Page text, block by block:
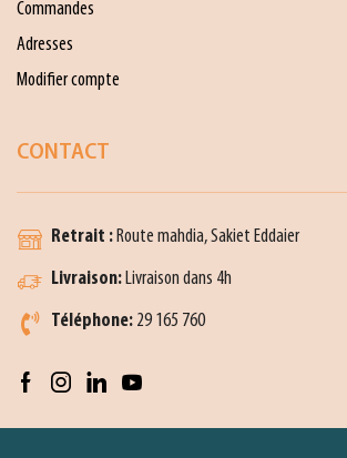
Commandes
Adresses
Modifier compte
CONTACT
Retrait :Route mahdia, Sakiet Eddaier
Livraison:Livraison dans 4h
Téléphone: 29 165 760